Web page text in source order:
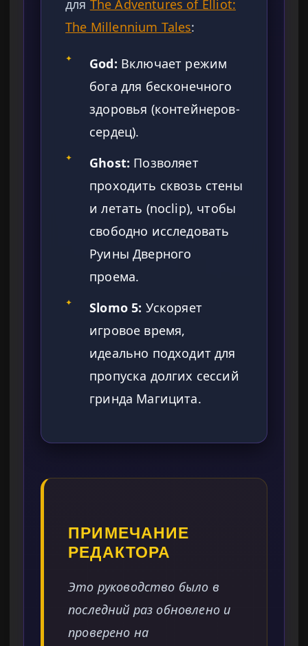
для The Adventures of Elliot:
The Millennium Tales:
✦ God: Включает режим
бога для бесконечного
здоровья (контейнеров-
сердец).
✦ Ghost: Позволяет
проходить сквозь стены
и летать (noclip), чтобы
свободно исследовать
Руины Дверного
проема.
✦ Slomo 5: Ускоряет
игровое время,
идеально подходит для
пропуска долгих сессий
гринда Магицита.
ПРИМЕЧАНИЕ
РЕДАКТОРА
Это руководство было в
последний раз обновлено и
проверено на